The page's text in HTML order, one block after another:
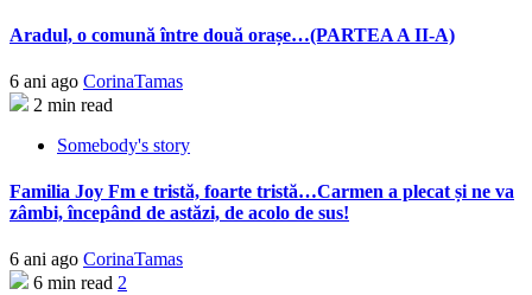
Aradul, o comună între două orașe…(PARTEA A II-A)
6 ani ago CorinaTamas
2 min read
Somebody's story
Familia Joy Fm e tristă, foarte tristă…Carmen a plecat și ne va
zâmbi, începând de astăzi, de acolo de sus!
6 ani ago CorinaTamas
6 min read 2